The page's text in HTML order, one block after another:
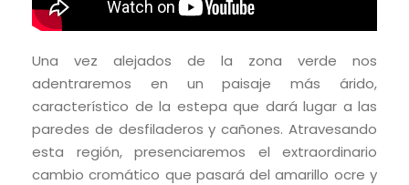
Una vez alejados de la zona verde nos
adentraremos en un paisaje más árido,
característico de la estepa que dará lugar a las
paredes de desfiladeros y cañones. Atravesando
esta región, presenciaremos el extraordinario
cambio cromático que pasará del amarillo ocre y